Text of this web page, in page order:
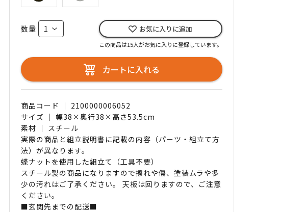
数量 お気に入りに追加
この商品は15人がお気に入りに登録しています。
カートに入れる
商品コード ｜ 2100000006052
サイズ ｜ 幅38×奥行38×高さ53.5cm
素材 ｜ スチール
実際の商品と組立説明書に記載の内容（パーツ・組立て方
法）が異なります。
蝶ナットを使用した組立て（工具不要）
スチール製の商品になりますので擦れや傷、塗装ムラや多
少の汚れはご了承ください。 天板は回りますので、ご注意
ください。
■玄関先までの配送■